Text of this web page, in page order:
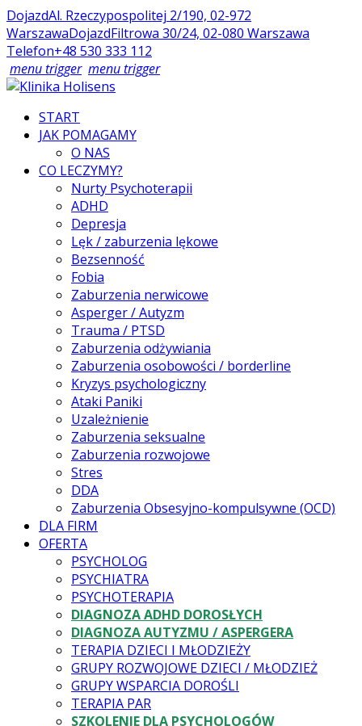
DojazdAl. Rzeczypospolitej 2/190, 02-972
WarszawaDojazdFiltrowa 30/24, 02-080 Warszawa
Telefon+48 530 333 112
menu trigger menu trigger
START
JAK POMAGAMY
O NAS
CO LECZYMY?
Nurty Psychoterapii
ADHD
Depresja
Lęk / zaburzenia lękowe
Bezsenność
Fobia
Zaburzenia nerwicowe
Asperger / Autyzm
Trauma / PTSD
Zaburzenia odżywiania
Zaburzenia osobowości / borderline
Kryzys psychologiczny
Ataki Paniki
Uzależnienie
Zaburzenia seksualne
Zaburzenia rozwojowe
Stres
DDA
Zaburzenia Obsesyjno-kompulsywne (OCD)
DLA FIRM
OFERTA
PSYCHOLOG
PSYCHIATRA
PSYCHOTERAPIA
DIAGNOZA ADHD DOROSŁYCH
DIAGNOZA AUTYZMU / ASPERGERA
TERAPIA DZIECI I MŁODZIEŻY
GRUPY ROZWOJOWE DZIECI / MŁODZIEŻ
GRUPY WSPARCIA DOROŚLI
TERAPIA PAR
SZKOLENIE DLA PSYCHOLOGÓW